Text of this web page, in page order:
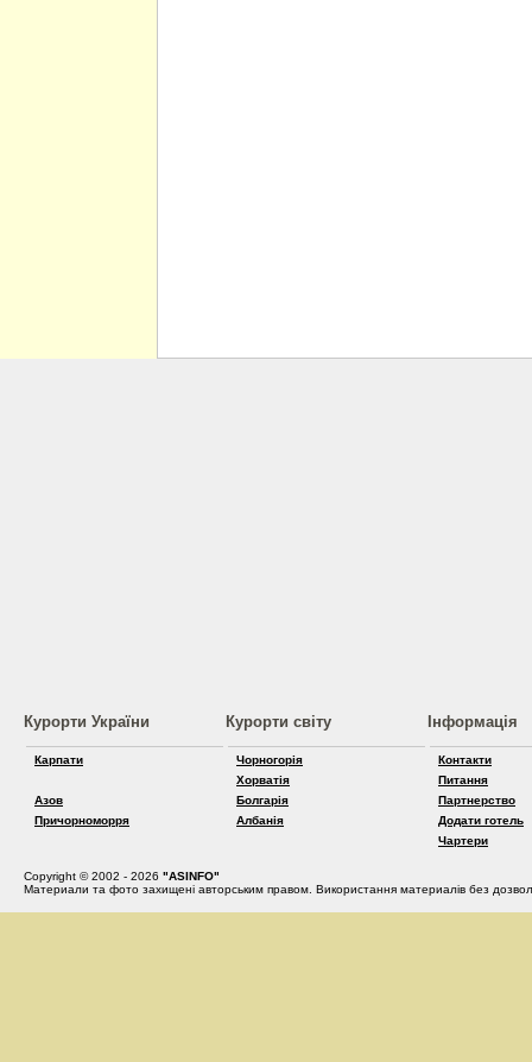
Курорти України
Карпати
Азов
Причорноморря
Курорти світу
Чорногорія
Хорватія
Болгарія
Албанія
Інформація
Контакти
Питання
Партнерство
Додати готель
Чартери
Copyright © 2002 - 2026 "ASINFO"
Материали та фото захищені авторським правом. Використання материалів без